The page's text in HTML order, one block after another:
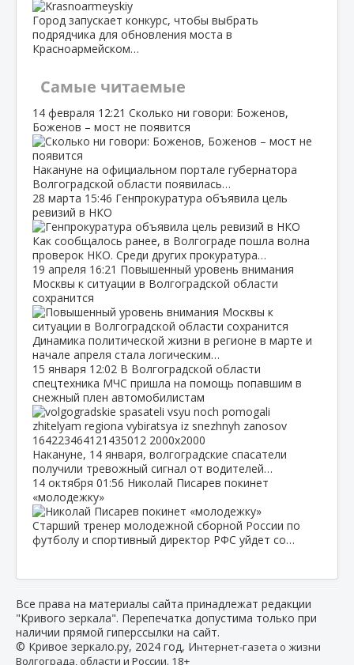
Город запускает конкурс, чтобы выбрать
подрядчика для обновления моста в
Красноармейском…
Самые читаемые
14 февраля 12:21 Сколько ни говори: Боженов,
Боженов – мост не появится
Накануне на официальном портале губернатора
Волгоградской области появилась…
28 марта 15:46 Генпрокуратура объявила цель
ревизий в НКО
Как сообщалось ранее, в Волгограде пошла волна
проверок НКО. Среди других прокуратура…
19 апреля 16:21 Повышенный уровень внимания
Москвы к ситуации в Волгоградской области
сохранится
Динамика политической жизни в регионе в марте и
начале апреля стала логическим…
15 января 12:02 В Волгоградской области
спецтехника МЧС пришла на помощь попавшим в
снежный плен автомобилистам
Накануне, 14 января, волгоградские спасатели
получили тревожный сигнал от водителей…
14 октября 01:56 Николай Писарев покинет
«молодежку»
Старший тренер молодежной сборной России по
футболу и спортивный директор РФС уйдет со…
Все права на материалы сайта принадлежат редакции
"Кривого зеркала". Перепечатка допустима только при
наличии прямой гиперссылки на сайт.
© Кривое зеркало.ру, 2024 год, Интернет-газета о жизни
Волгограда, области и России. 18+